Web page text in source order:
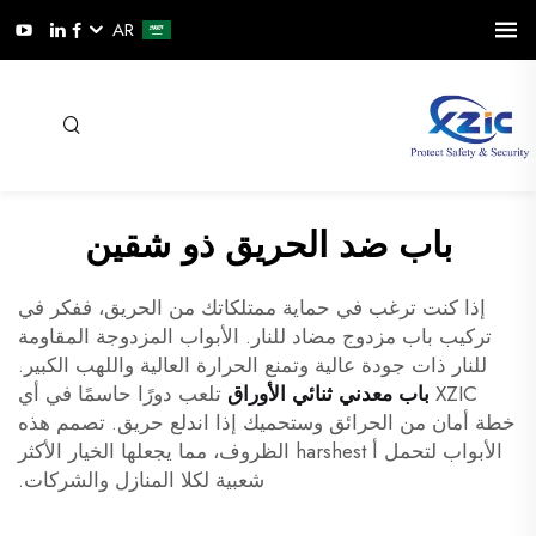
AR
باب ضد الحريق ذو شقين
إذا كنت ترغب في حماية ممتلكاتك من الحريق، ففكر في
تركيب باب مزدوج مضاد للنار. الأبواب المزدوجة المقاومة
للنار ذات جودة عالية وتمنع الحرارة العالية واللهب الكبير.
XZIC باب معدني ثنائي الأوراق تلعب دورًا حاسمًا في أي
خطة أمان من الحرائق وستحميك إذا اندلع حريق. تصمم هذه
الأبواب لتحمل أ harshest الظروف، مما يجعلها الخيار الأكثر
شعبية لكلا المنازل والشركات.